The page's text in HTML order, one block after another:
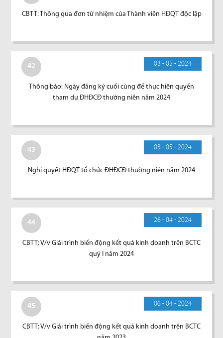
CBTT: Thông qua đơn từ nhiệm của Thành viên HĐQT độc lập
42 03 - 05 - 2024
Thông báo: Ngày đăng ký cuối cùng để thực hiện quyền
tham dự ĐHĐCĐ thường niên năm 2024
43 03 - 05 - 2024
Nghị quyết HĐQT tổ chức ĐHĐCĐ thường niên năm 2024
44 26 - 04 - 2024
CBTT: V/v Giải trình biến động kết quả kinh doanh trên BCTC
quý I năm 2024
45 06 - 04 - 2024
CBTT: V/v Giải trình biến động kết quả kinh doanh trên BCTC